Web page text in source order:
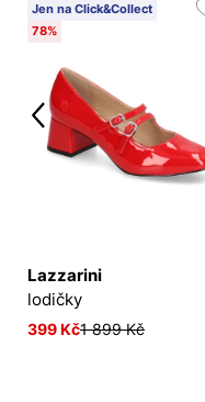
Jen na Click&Collect
78%
Lazzarini
lodičky
399 Kč1 899 Kč